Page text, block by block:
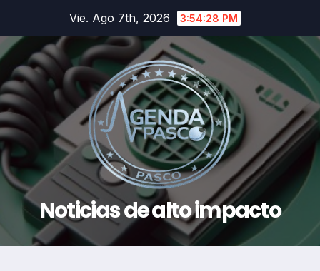
contenido
Vie. Ago 7th, 2026 3:54:28 PM
Noticias de alto impacto